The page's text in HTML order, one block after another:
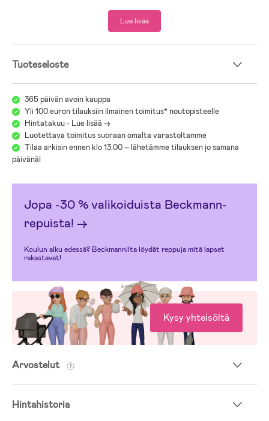
- Yläkannessa on integroitu sadesuoja.
- Valmistettu kierrätetystä materiaalista.
erikseen).
arvosanan norjalaisessa Dagbladet-lehdessä.
- 100 % Kierrätetyt PET-pullot.
Lue lisää
Tuoteseloste
365 päivän avoin kauppa
Yli 100 euron tilauksiin ilmainen toimitus* noutopisteelle
Hintatakuu - Lue lisää ->
Luotettava toimitus suoraan omalta varastoltamme
Tilaa arkisin ennen klo 13.00 – lähetämme tilauksen jo samana
päivänä!
Jopa -30 % valikoiduista Beckmann-
repuista! →
Koulun alku edessä? Beckmannilta löydät reppuja mitä lapset
rakastavat!
Kysy yhteisöltä
Arvostelut
Hintahistoria